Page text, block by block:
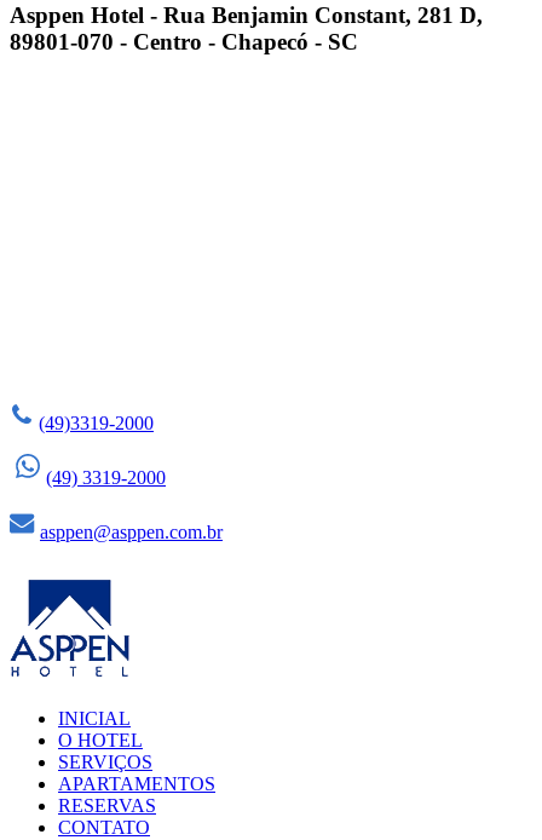
Asppen Hotel - Rua Benjamin Constant, 281 D,
89801-070 - Centro - Chapecó - SC
(49)3319-2000
(49) 3319-2000
asppen@asppen.com.br
INICIAL
O HOTEL
SERVIÇOS
APARTAMENTOS
RESERVAS
CONTATO